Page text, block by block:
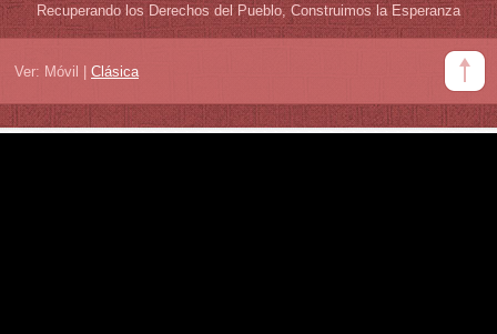
Recuperando los Derechos del Pueblo, Construimos la Esperanza
Ver: Móvil Clásica